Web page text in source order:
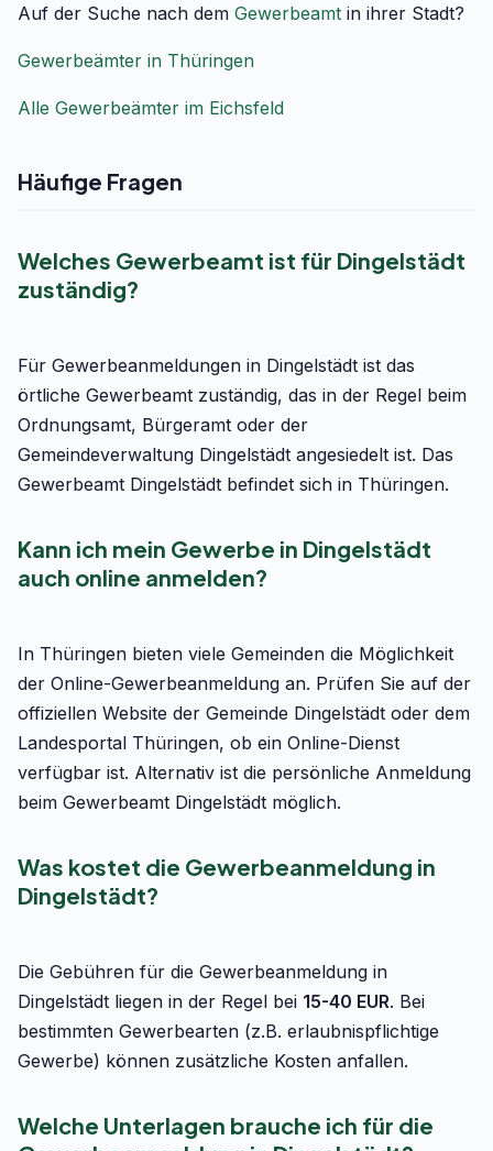
Auf der Suche nach dem Gewerbeamt in ihrer Stadt?
Gewerbeämter in Thüringen
Alle Gewerbeämter im Eichsfeld
Häufige Fragen
Welches Gewerbeamt ist für Dingelstädt
zuständig?
Für Gewerbeanmeldungen in Dingelstädt ist das
örtliche Gewerbeamt zuständig, das in der Regel beim
Ordnungsamt, Bürgeramt oder der
Gemeindeverwaltung Dingelstädt angesiedelt ist. Das
Gewerbeamt Dingelstädt befindet sich in Thüringen.
Kann ich mein Gewerbe in Dingelstädt
auch online anmelden?
In Thüringen bieten viele Gemeinden die Möglichkeit
der Online-Gewerbeanmeldung an. Prüfen Sie auf der
offiziellen Website der Gemeinde Dingelstädt oder dem
Landesportal Thüringen, ob ein Online-Dienst
verfügbar ist. Alternativ ist die persönliche Anmeldung
beim Gewerbeamt Dingelstädt möglich.
Was kostet die Gewerbeanmeldung in
Dingelstädt?
Die Gebühren für die Gewerbeanmeldung in
Dingelstädt liegen in der Regel bei 15-40 EUR. Bei
bestimmten Gewerbearten (z.B. erlaubnispflichtige
Gewerbe) können zusätzliche Kosten anfallen.
Welche Unterlagen brauche ich für die